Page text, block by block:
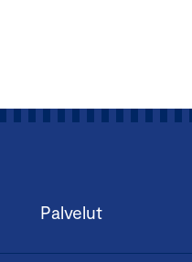
Palvelut